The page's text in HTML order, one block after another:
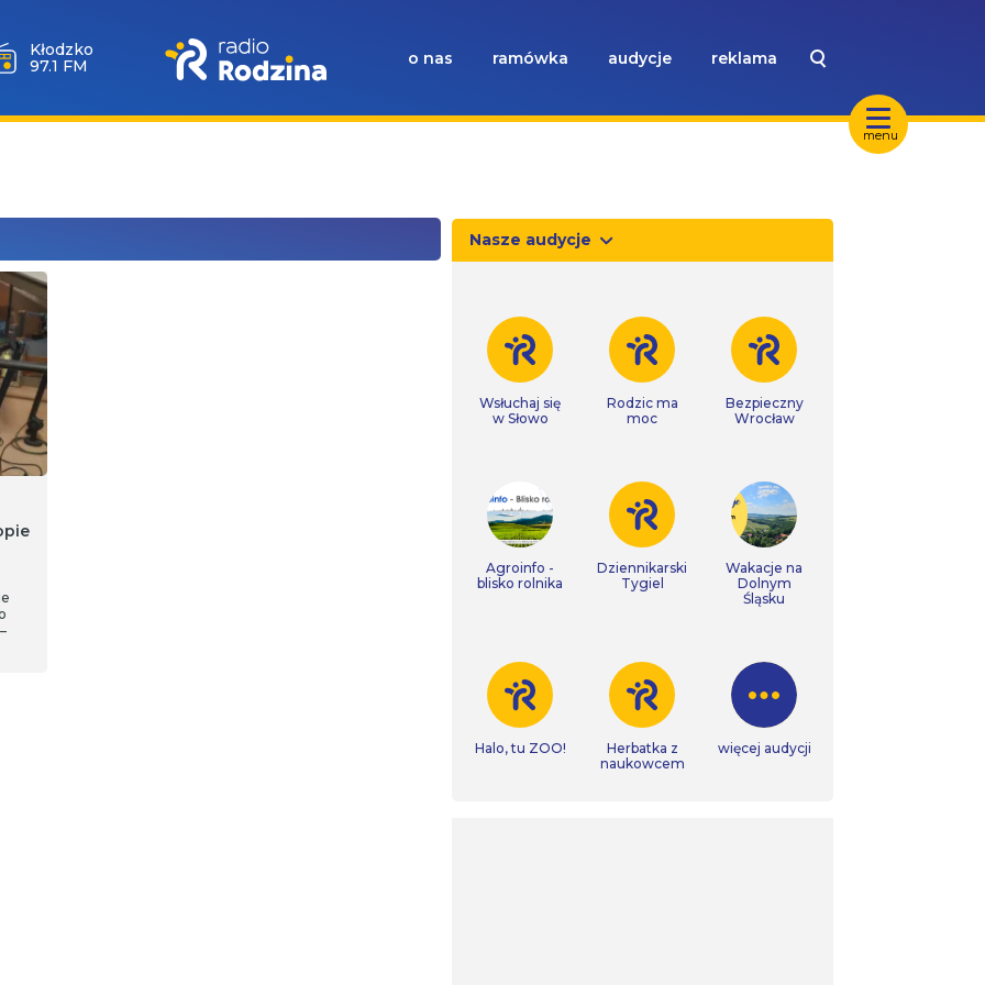
menu
Kłodzko
97.1 FM
o nas ramówka audycje reklama
Nasze audycje
Wsłuchaj się
w Słowo
Rodzic ma
moc
Bezpieczny
Wrocław
Agroinfo -
blisko rolnika
Dziennikarski
Tygiel
Wakacje na
Dolnym
Śląsku
Halo, tu ZOO!
Herbatka z
naukowcem
więcej audycji